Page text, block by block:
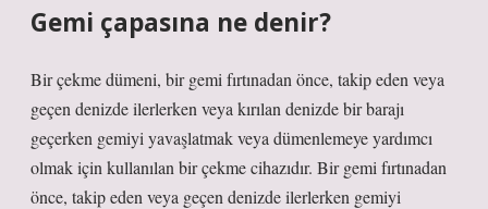
Gemi çapasına ne denir?
Bir çekme dümeni, bir gemi fırtınadan önce, takip eden veya
geçen denizde ilerlerken veya kırılan denizde bir barajı
geçerken gemiyi yavaşlatmak veya dümenlemeye yardımcı
olmak için kullanılan bir çekme cihazıdır. Bir gemi fırtınadan
önce, takip eden veya geçen denizde ilerlerken gemiyi